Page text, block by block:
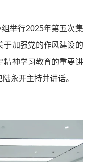
举行2025年第五次集
于加强党的作风建设的
精神学习教育的重要讲
永开主持并讲话。